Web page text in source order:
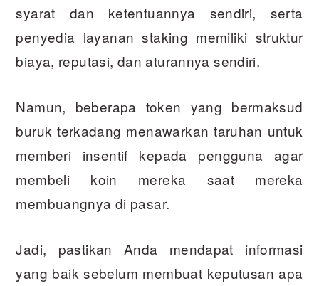
syarat dan ketentuannya sendiri, serta
penyedia layanan staking memiliki struktur
biaya, reputasi, dan aturannya sendiri.
Namun, beberapa token yang bermaksud
buruk terkadang menawarkan taruhan untuk
memberi insentif kepada pengguna agar
membeli koin mereka saat mereka
membuangnya di pasar.
Jadi, pastikan Anda mendapat informasi
yang baik sebelum membuat keputusan apa